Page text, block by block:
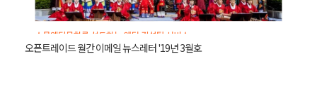
오픈트레이드 월간 이메일 뉴스레터 '19년 3월호